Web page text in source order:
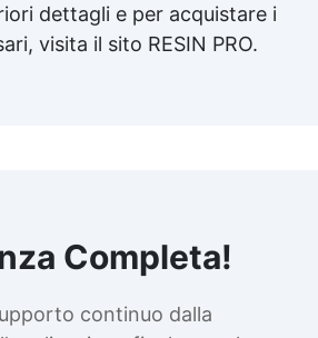
dettagli e per acquistare i
visita il sito RESIN PRO.
Completa!
continuo dalla